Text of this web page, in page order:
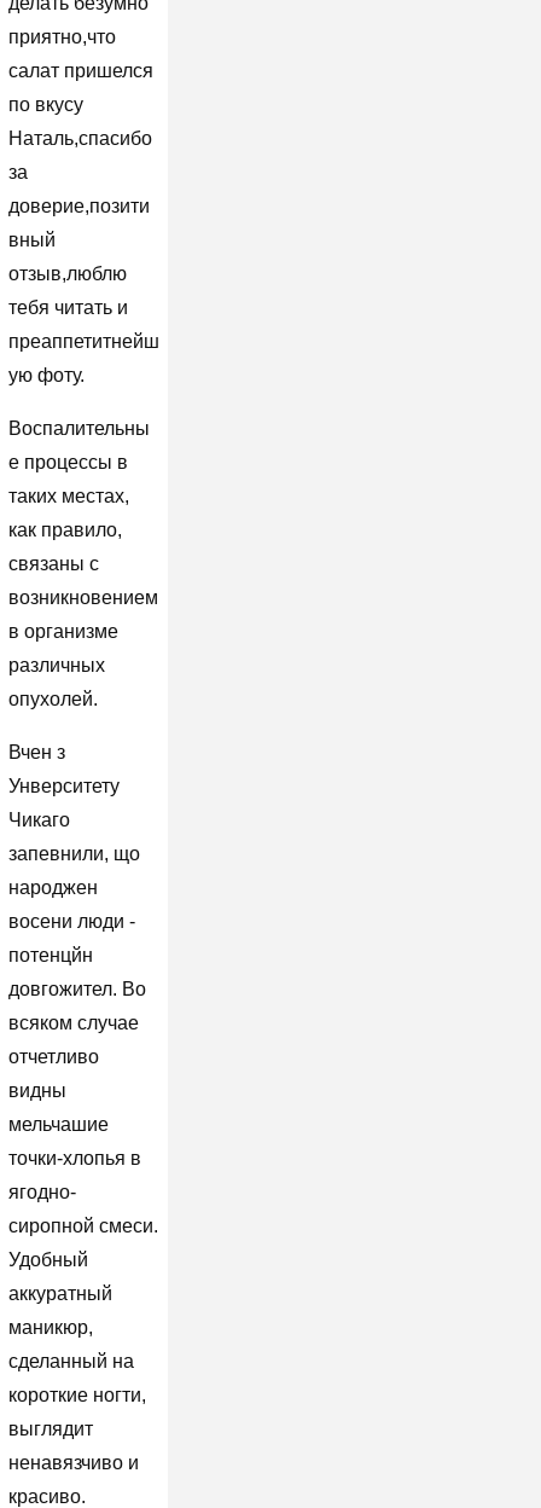
приятно,что
салат пришелся
по вкусу
Наталь,спасибо
за
доверие,позити
вный
отзыв,люблю
тебя читать и
преаппетитнейш
ую фоту.
Воспалительны
е процессы в
таких местах,
как правило,
связаны с
возникновением
в организме
различных
опухолей.
Вчен з
Унверситету
Чикаго
запевнили, що
народжен
восени люди -
потенцйн
довгожител. Во
всяком случае
отчетливо
видны
мельчашие
точки-хлопья в
ягодно-
сиропной смеси.
Удобный
аккуратный
маникюр,
сделанный на
короткие ногти,
выглядит
ненавязчиво и
красиво.